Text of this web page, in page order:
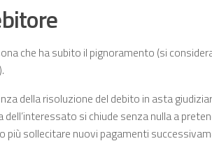
che ha subito il pignoramento (si
della risoluzione del debito in asta
dell’interessato si chiude senza nulla a
più sollecitare nuovi pagamenti